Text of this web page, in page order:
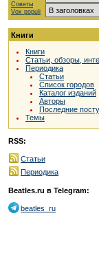
Советы
Vox populi
Книги
Книги
Статьи, обзоры,
Периодика
Статьи
Список городов
Каталог изданий
Авторы
Последние
Темы
RSS:
Статьи
Периодика
Beatles.ru в Telegram:
beatles_ru